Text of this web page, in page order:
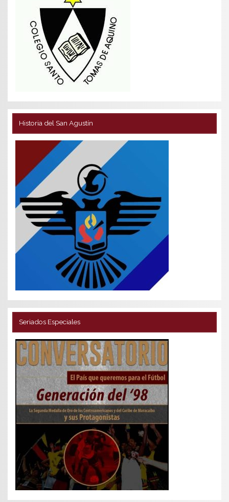
Historia del San Agustín
Seriados Especiales